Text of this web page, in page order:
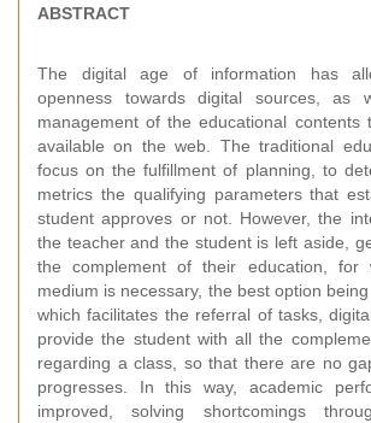
ABSTRACT
The digital age of information has
openness towards digital sources, as
management of the educational contents
available on the web. The traditional
focus on the fulfillment of planning, to
metrics the qualifying parameters that
student approves or not. However, the
the teacher and the student is left aside,
the complement of their education, for
medium is necessary, the best option
which facilitates the referral of tasks,
provide the student with all the
regarding a class, so that there are no
progresses. In this way, academic
improved, solving shortcomings